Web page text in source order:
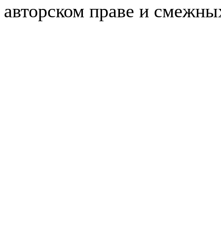
авторском праве и